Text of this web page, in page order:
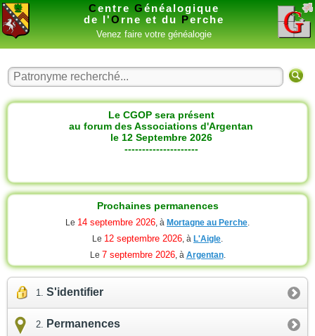
Centre Généalogique
de l'O rne et du Perche
Venez faire votre généalogie
Le CGOP sera présent
au forum des Associations d'Argentan
le 12 Septembre 2026
---------------------
Prochaines permanences
Le 14 septembre 2026, à Mortagne au Perche.
Le 12 septembre 2026, à L'Aigle.
Le 7 septembre 2026, à Argentan.
S'identifier
Permanences